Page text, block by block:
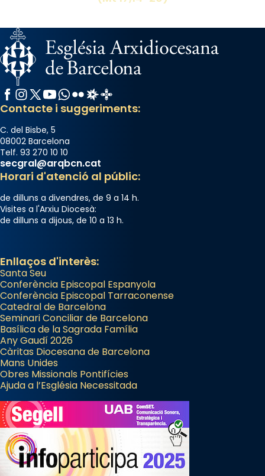
Facebook
Instagram
X / Twitter
YouTube
WhatsApp
FlickrRadio Estel
Catalunya Cristiana
Contacte i suggeriments:
C. del Bisbe, 5
08002 Barcelona
Telf. 93 270 10 10
secgral@arqbcn.cat
Horari d'atenció al públic:
de dilluns a divendres, de 9 a 14 h.
Visites a l'Arxiu Diocesà:
de dilluns a dijous, de 10 a 13 h.
Enllaços d'interès:
Santa Seu
Conferència Episcopal Espanyola
Conferència Episcopal Tarraconense
Catedral de Barcelona
Seminari Conciliar de Barcelona
Basílica de la Sagrada Família
Any Gaudí 2026
Càritas Diocesana de Barcelona
Mans Unides
Obres Missionals Pontifícies
Ajuda a l’Església Necessitada